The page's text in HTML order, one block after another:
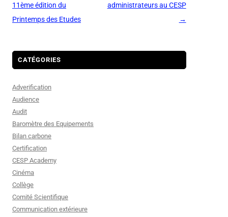
des
articles
11ème édition du
Printemps des Etudes
administrateurs au CESP
→
CATÉGORIES
Adverification
Audience
Audit
Baromètre des Equipements
Bilan carbone
Certification
CESP Academy
Cinéma
Collège
Comité Scientifique
Communication extérieure